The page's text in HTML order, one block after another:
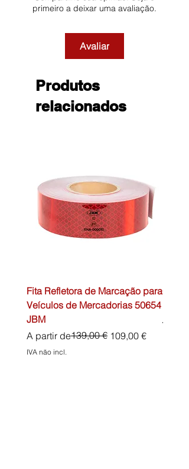
primeiro a deixar uma avaliação.
Avaliar
Produtos
relacionados
Fita Refletora de Marcação para
Veículos de Mercadorias 50654
JBM
A partir de
Preço normal139,00 € 109,00 €
Preço promocional
IVA não incl.
Preço
45,00 €